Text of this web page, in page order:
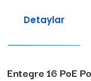
Detaylar
Entegre 16 PoE